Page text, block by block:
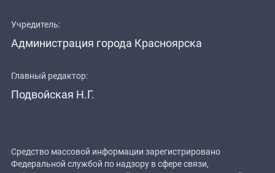
Учредитель:
Администрация города Красноярска
Главный редактор:
Подвойская Н.Г.
Средство массовой информации зарегистрировано
Федеральной службой по надзору в сфере связи,